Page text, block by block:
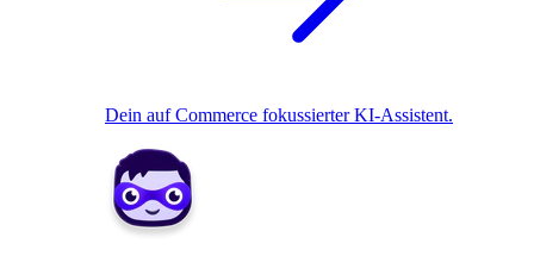
Dein auf Commerce fokussierter KI-Assistent.